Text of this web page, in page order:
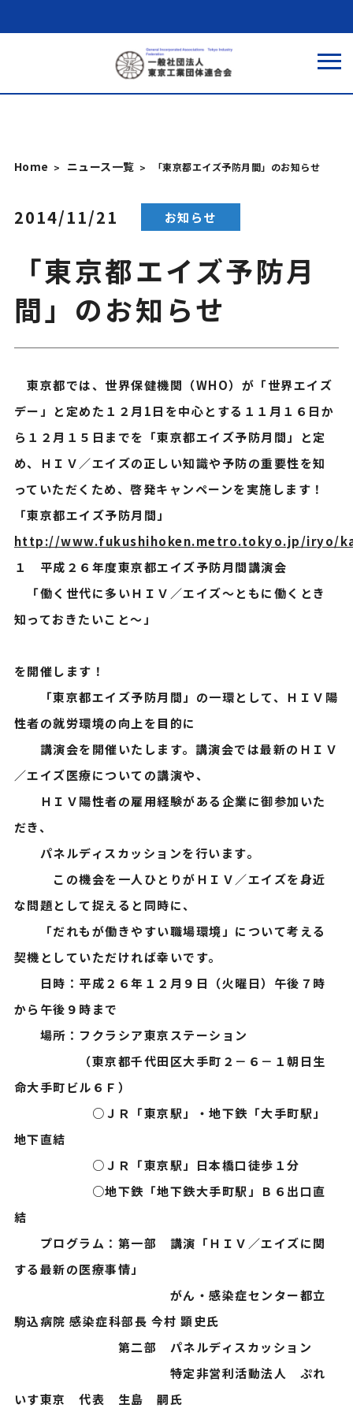
Home ニュース一覧 「東京都エイズ予防月間」のお知らせ
2014/11/21 お知らせ
「東京都エイズ予防月
間」のお知らせ
東京都では、世界保健機関（WHO）が「世界エイズ
デー」と定めた１２月1日を中心とする１１月１６日か
ら１２月１５日までを「東京都エイズ予防月間」と定
め、ＨＩＶ／エイズの正しい知識や予防の重要性を知
っていただくため、啓発キャンペーンを実施します！
「東京都エイズ予防月間」
http://www.fukushihoken.metro.tokyo.jp/iryo/
１ 平成２６年度東京都エイズ予防月間講演会
「働く世代に多いＨＩＶ／エイズ～ともに働くとき
知っておきたいこと～」
を開催します！
「東京都エイズ予防月間」の一環として、ＨＩＶ陽
性者の就労環境の向上を目的に
講演会を開催いたします。講演会では最新のＨＩＶ
／エイズ医療についての講演や、
ＨＩＶ陽性者の雇用経験がある企業に御参加いた
だき、
パネルディスカッションを行います。
この機会を一人ひとりがＨＩＶ／エイズを身近
な問題として捉えると同時に、
「だれもが働きやすい職場環境」について考える
契機としていただければ幸いです。
日時：平成２６年１２月９日（火曜日）午後７時
から午後９時まで
場所：フクラシア東京ステーション
（東京都千代田区大手町２－６－１朝日生
命大手町ビル６Ｆ）
○ＪＲ「東京駅」・地下鉄「大手町駅」
地下直結
○ＪＲ「東京駅」日本橋口徒歩１分
○地下鉄「地下鉄大手町駅」Ｂ６出口直
結
プログラム：第一部 講演「ＨＩＶ／エイズに関
する最新の医療事情」
がん・感染症センター都立
駒込病院 感染症科部長 今村 顕史氏
第二部 パネルディスカッション
特定非営利活動法人 ぷれ
いす東京 代表 生島 嗣氏